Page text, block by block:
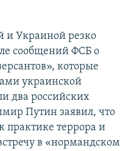
и Украиной резко
сообщений ФСБ о
которые
украинской
два российских
Путин заявил, что
практике террора и
в «нормандском